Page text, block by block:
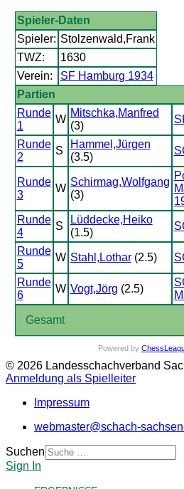
Spieler-Daten
Spieler: Stolzenwald,Frank
TWZ:
1630
Verein:
SF Hamburg 1934
Partien
Runde
1
W
Mitschka,Manfred
(3)
Runde
2
S
Hammel,Jürgen
(3.5)
Runde
3
W
Schirmag,Wolfgang
(3)
Runde
4
S
Lüddecke,Heiko
(1.5)
Runde
5
W Stahl,Lothar(2.5)
Runde
6
W Vogt,Jörg (2.5)
Gesamt
Powered by
© 2026 Landesschachverband
Anmeldung als Spielleiter
Impressum
webmaster@schach-
Suchen
Sign In